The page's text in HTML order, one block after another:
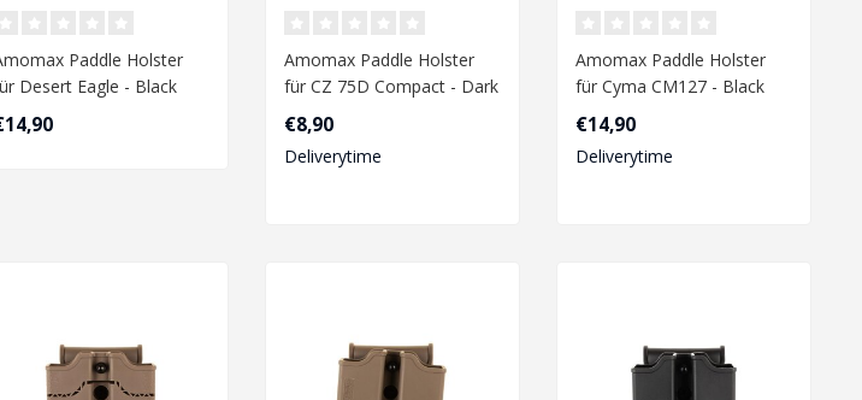
Paddle Holster
Desert Eagle - Black
Amomax Paddle Holster
für CZ 75D Compact - Dark
Earth
€8,90
Deliverytime
Amomax Paddle Holster
für Cyma CM127 - Black
€14,90
Deliverytime